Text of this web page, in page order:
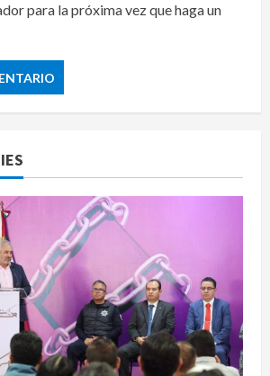
para la próxima vez que haga un